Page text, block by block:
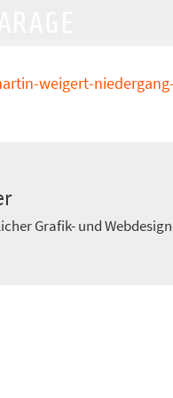
weigert-
Grafik- und